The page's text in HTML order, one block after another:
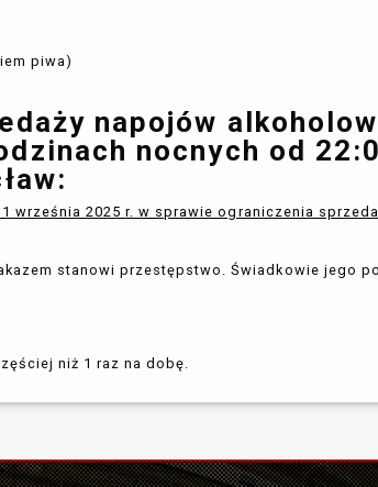
piwa)
napojów
nocnych od
września 2025 r. w sprawie ograniczenia
stanowi przestępstwo. Świadkowie jego
niż 1 raz na dobę.